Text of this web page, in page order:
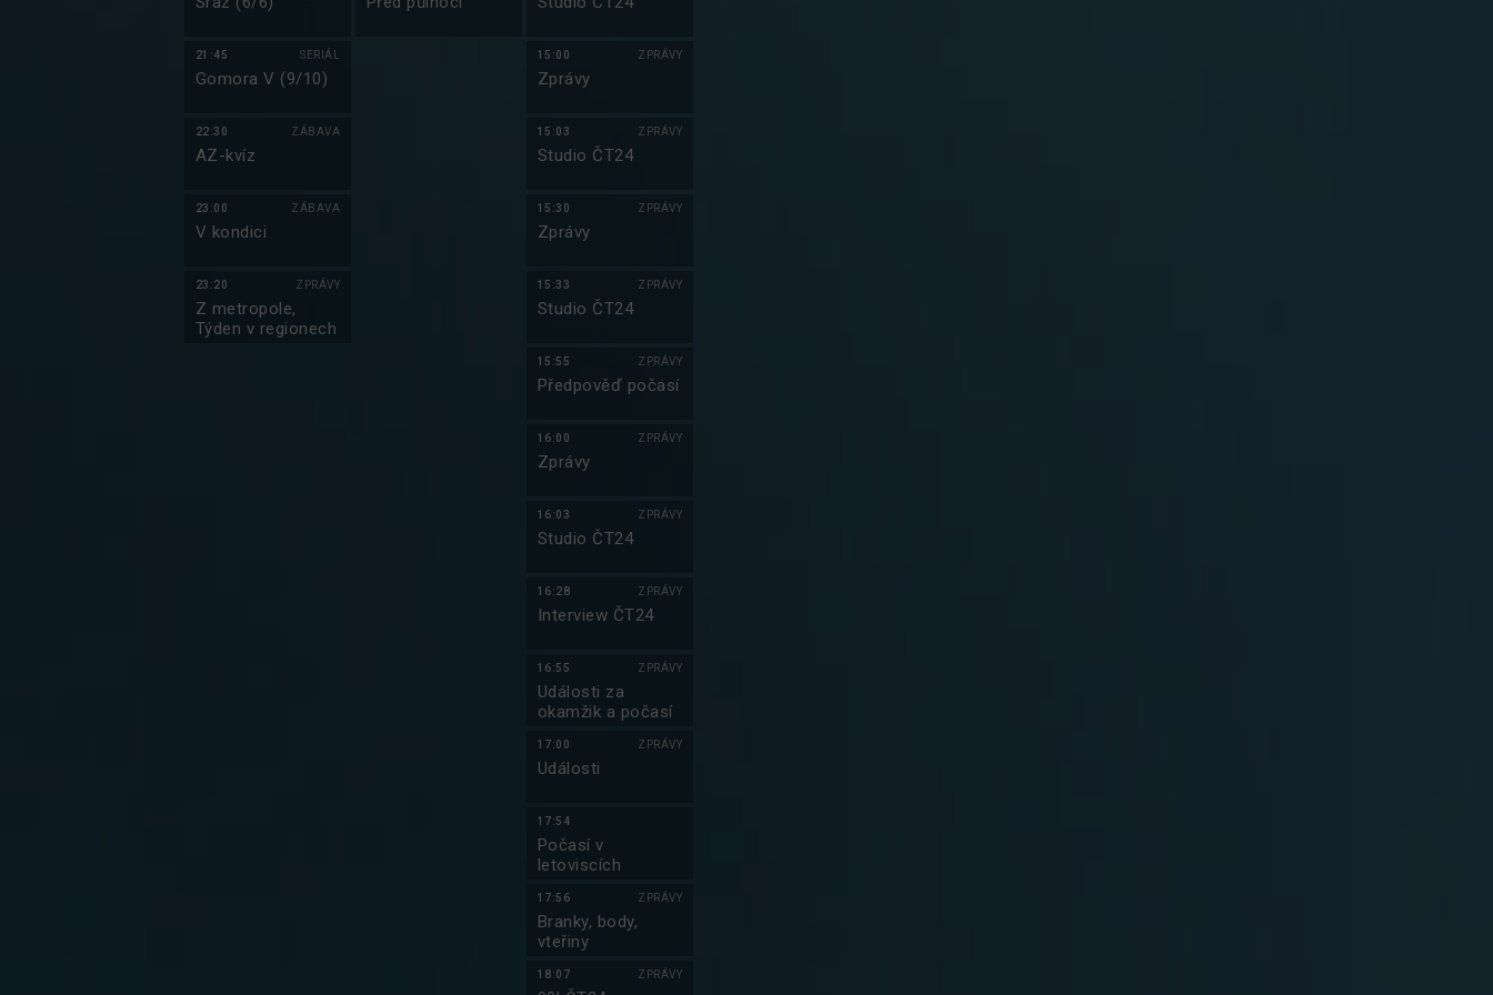
21:45 SERIÁL
Gomora V (9/10)
22:30 ZÁBAVA
AZ-kvíz
23:00 ZÁBAVA
V kondici
23:20 ZPRÁVY
Z metropole,
Týden v regionech
15:00 ZPRÁVY
Zprávy
15:03 ZPRÁVY
Studio ČT24
15:30 ZPRÁVY
Zprávy
15:33 ZPRÁVY
Studio ČT24
15:55 ZPRÁVY
Předpověď počasí
16:00 ZPRÁVY
Zprávy
16:03 ZPRÁVY
Studio ČT24
16:28 ZPRÁVY
Interview ČT24
16:55 ZPRÁVY
Události za
okamžik a počasí
17:00 ZPRÁVY
Události
17:54
Počasí v
letoviscích
17:56 ZPRÁVY
Branky, body,
vteřiny
18:07 ZPRÁVY